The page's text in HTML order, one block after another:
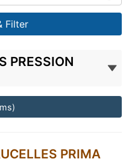
Filter
PRESSION
PRIMA